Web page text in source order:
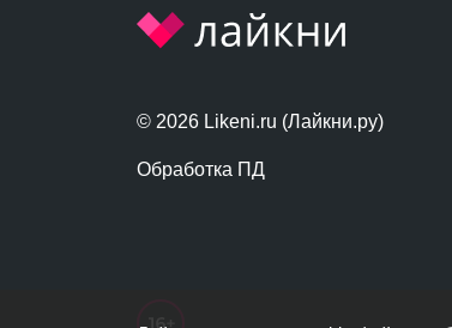
© 2026 Likeni.ru (Лайкни.ру)
Обработка ПД